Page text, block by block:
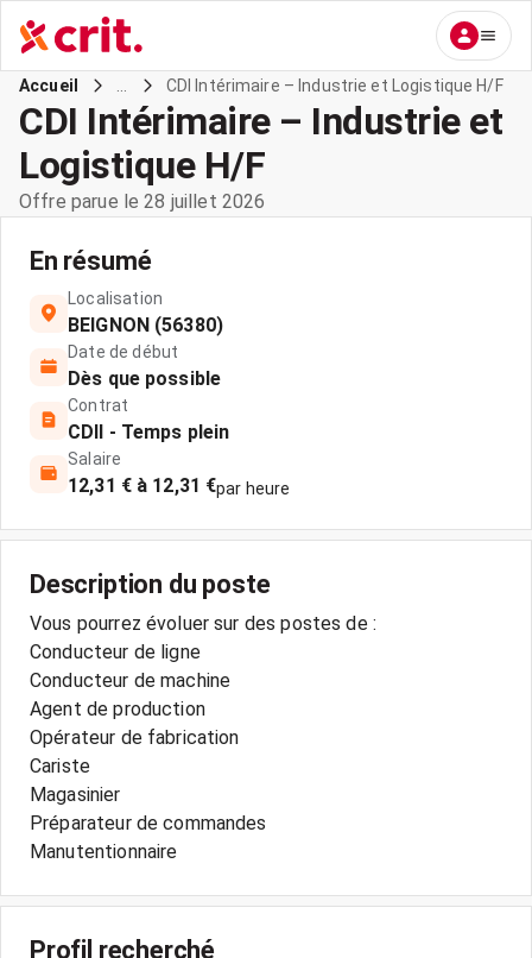
Accueil CDI Intérimaire – Industrie et Logistique H/F
CDI Intérimaire – Industrie et
Logistique H/F
Offre parue le 28 juillet 2026
En résumé
Localisation
BEIGNON (56380)
Date de début
Dès que possible
Contrat
CDII - Temps plein
Salaire
12,31 € à 12,31 €par heure
Description du poste
Vous pourrez évoluer sur des postes de :
Conducteur de ligne
Conducteur de machine
Agent de production
Opérateur de fabrication
Cariste
Magasinier
Préparateur de commandes
Manutentionnaire
Profil recherché